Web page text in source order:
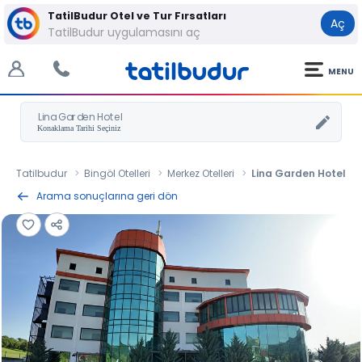
TatilBudur Otel ve Tur Fırsatları
TatilBudur uygulamasını aç
Aç
MENU
Lina Garden Hotel
Tatilbudur Bingöl Otelleri Merkez Otelleri
Lina Garden Hotel
Arama sonuçlarına geri dön